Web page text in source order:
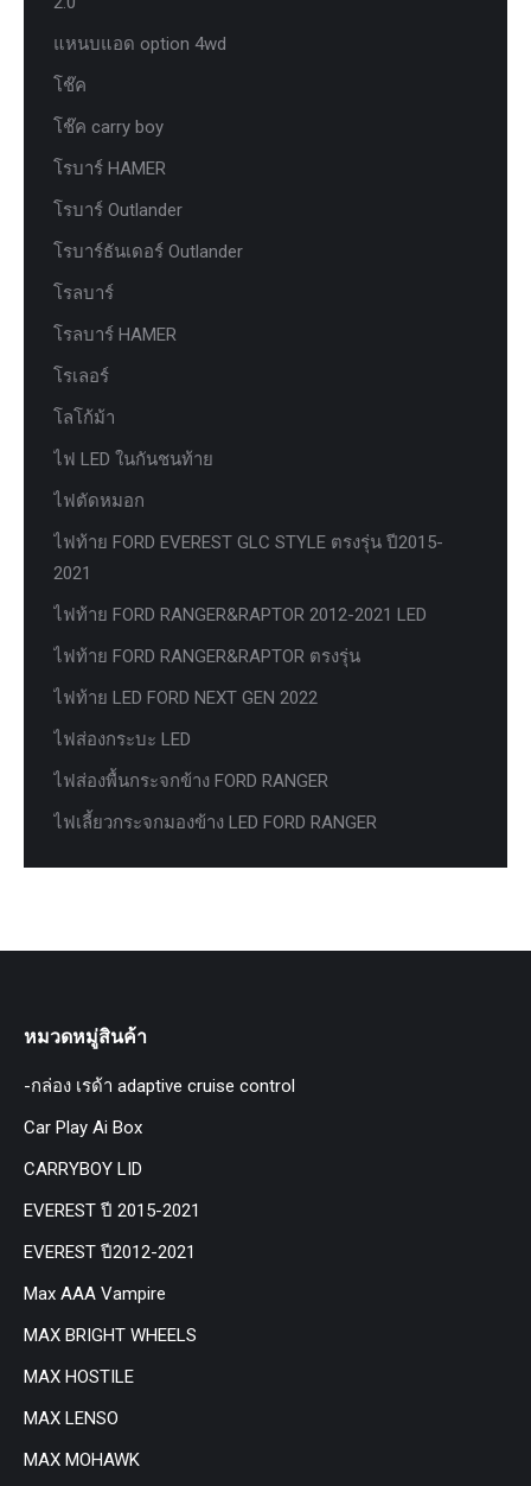
แหนบแอด option 4wd
โช๊ค
โช๊ค carry boy
โรบาร์ HAMER
โรบาร์ Outlander
โรบาร์ธันเดอร์ Outlander
โรลบาร์
โรลบาร์ HAMER
โรเลอร์
โลโก้ม้า
ไฟ LED ในกันชนท้าย
ไฟตัดหมอก
ไฟท้าย FORD EVEREST GLC STYLE ตรงรุ่น ปี2015-
2021
ไฟท้าย FORD RANGER&RAPTOR 2012-2021 LED
ไฟท้าย FORD RANGER&RAPTOR ตรงรุ่น
ไฟท้าย LED FORD NEXT GEN 2022
ไฟส่องกระบะ LED
ไฟส่องพื้นกระจกข้าง FORD RANGER
ไฟเลี้ยวกระจกมองข้าง LED FORD RANGER
หมวดหมู่สินค้า
-กล่อง เรด้า adaptive cruise control
Car Play Ai Box
CARRYBOY LID
EVEREST ปี 2015-2021
EVEREST ปี2012-2021
Max AAA Vampire
MAX BRIGHT WHEELS
MAX HOSTILE
MAX LENSO
MAX MOHAWK